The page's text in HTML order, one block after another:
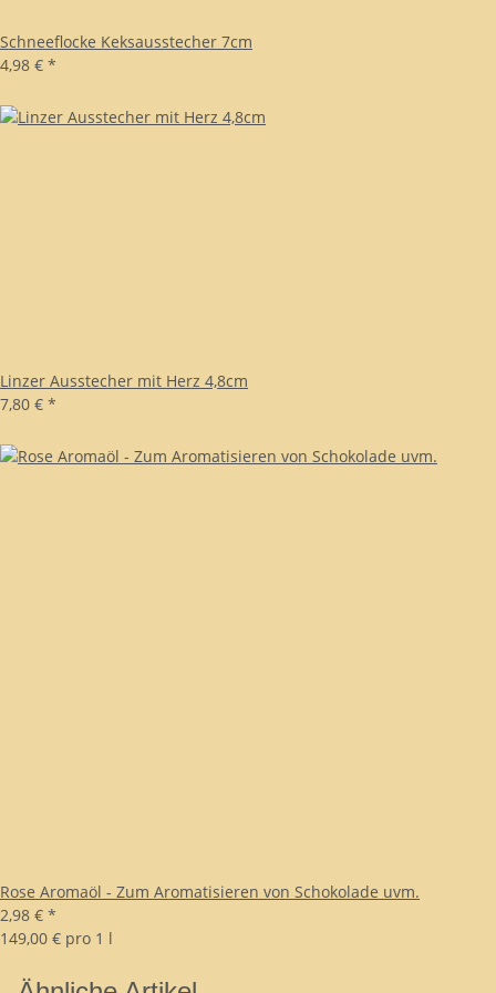
Schneeflocke Keksausstecher 7cm
4,98 € *
Linzer Ausstecher mit Herz 4,8cm
7,80 € *
Rose Aromaöl - Zum Aromatisieren von Schokolade uvm.
2,98 € *
149,00 € pro 1 l